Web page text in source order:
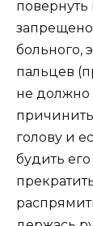
повернуть
запрещено
больного,
пальцев
не должно
голову и
будить